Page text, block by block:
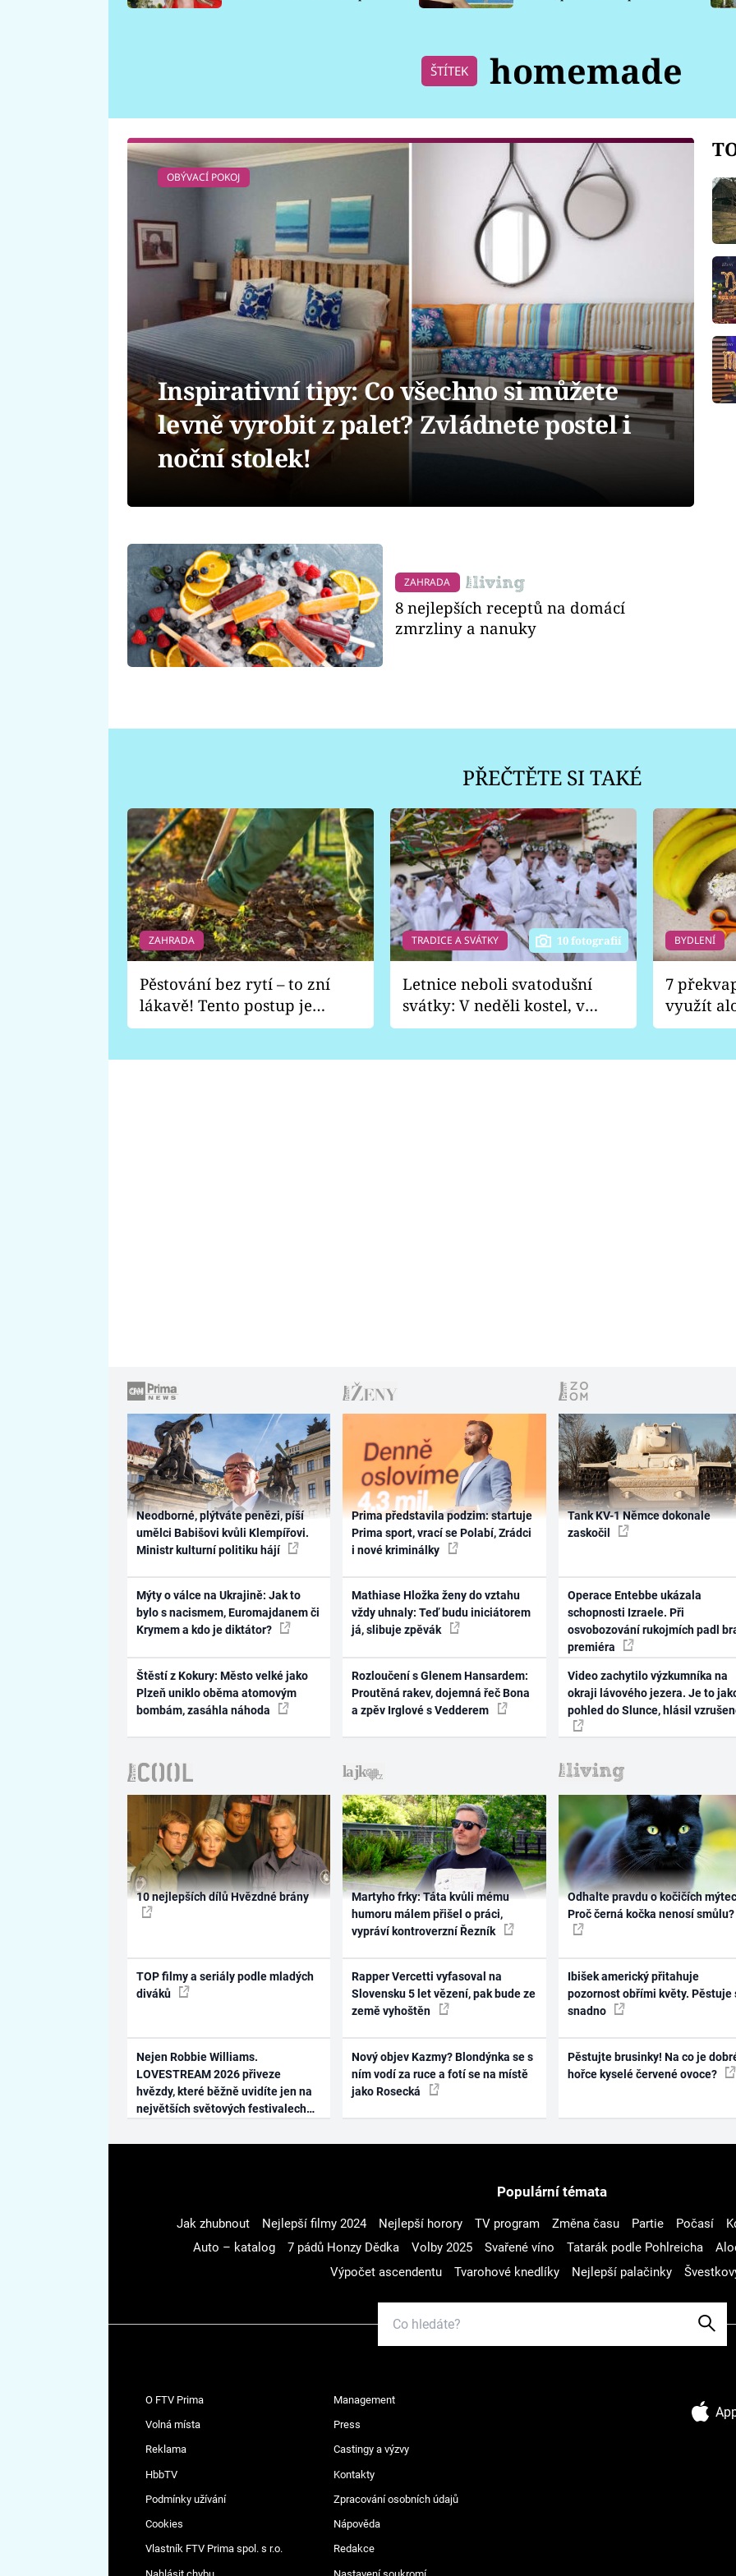
ŠTÍTEK homemade
OBÝVACÍ POKOJ
Inspirativní tipy: Co všechno si můžete
levně vyrobit z palet? Zvládnete postel i
noční stolek!
ZAHRADA
8 nejlepších receptů na domácí
zmrzliny a nanuky
PŘEČTĚTE SI TAKÉ
ZAHRADA
Pěstování bez rytí – to zní
lákavě! Tento postup je
vhodný jen pro některé
TRADICE A SVÁTKY 10 fotografií
Letnice neboli svatodušní
svátky: V neděli kostel, v
pondělí zábava
BYDLENÍ
7
využít
Neodborné, plýtváte penězi, píší
umělci Babišovi kvůli Klempířovi.
Ministr kulturní politiku hájí
Mýty o válce na Ukrajině: Jak to
bylo s nacismem, Euromajdanem či
Krymem a kdo je diktátor?
Štěstí z Kokury: Město velké jako
Plzeň uniklo oběma atomovým
bombám, zasáhla náhoda
Prima představila podzim: startuje
Prima sport, vrací se Polabí, Zrádci
i nové kriminálky
Mathiase Hložka ženy do vztahu
vždy uhnaly: Teď budu iniciátorem
já, slibuje zpěvák
Rozloučení s Glenem Hansardem:
Proutěná rakev, dojemná řeč Bona
a zpěv Irglové s Vedderem
Tank KV-1 Němce dokonale
zaskočil
Operace Entebbe ukázala
schopnosti Izraele. Při
osvobozování rukojmích padl
premiéra
Video zachytilo výzkumníka na
okraji lávového jezera. Je to
pohled do Slunce, hlásil
10 nejlepších dílů Hvězdné brány
TOP filmy a seriály podle mladých
diváků
Nejen Robbie Williams.
LOVESTREAM 2026 přiveze
hvězdy, které běžně uvidíte jen na
největších světových festivalech
Martyho frky: Táta kvůli mému
humoru málem přišel o práci,
vypráví kontroverzní Řezník
Rapper Vercetti vyfasoval na
Slovensku 5 let vězení, pak bude ze
země vyhoštěn
Nový objev Kazmy? Blondýnka se s
ním vodí za ruce a fotí se na místě
jako Rosecká
Odhalte pravdu o kočičích
Proč černá kočka nenosí smůlu?
Ibišek americký přitahuje
pozornost obřími květy. Pěstuje
snadno
Pěstujte brusinky! Na co je
hořce kyselé červené ovoce?
Populární témata
Jak zhubnout Nejlepší filmy 2024 Nejlepší horory TV program Změna času Partie Počasí
Auto – katalog
7 pádů Honzy Dědka Volby 2025 Svařené víno Tatarák podle Pohlreicha
Výpočet ascendentu
Tvarohové knedlíky Nejlepší palačinky
O FTV Prima Management
Volná místa Press
Reklama Castingy a výzvy
HbbTV Kontakty
Podmínky užívání Zpracování osobních údajů
Cookies Nápověda
Vlastník FTV Prima spol. s r.o. Redakce